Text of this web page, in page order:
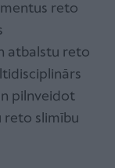
reto
atbalstu reto
pilnveidot
reto slimību